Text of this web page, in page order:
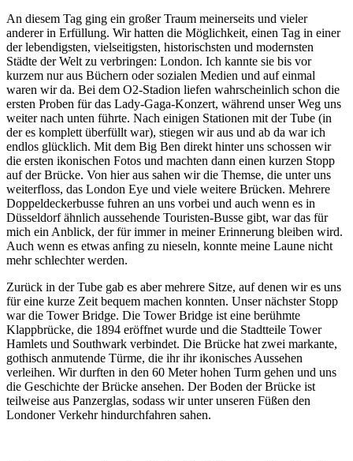
An diesem Tag ging ein großer Traum meinerseits und vieler
anderer in Erfüllung. Wir hatten die Möglichkeit, einen Tag in einer
der lebendigsten, vielseitigsten, historischsten und modernsten
Städte der Welt zu verbringen: London. Ich kannte sie bis vor
kurzem nur aus Büchern oder sozialen Medien und auf einmal
waren wir da. Bei dem O2-Stadion liefen wahrscheinlich schon die
ersten Proben für das Lady-Gaga-Konzert, während unser Weg uns
weiter nach unten führte. Nach einigen Stationen mit der Tube (in
der es komplett überfüllt war), stiegen wir aus und ab da war ich
endlos glücklich. Mit dem Big Ben direkt hinter uns schossen wir
die ersten ikonischen Fotos und machten dann einen kurzen Stopp
auf der Brücke. Von hier aus sahen wir die Themse, die unter uns
weiterfloss, das London Eye und viele weitere Brücken. Mehrere
Doppeldeckerbusse fuhren an uns vorbei und auch wenn es in
Düsseldorf ähnlich aussehende Touristen-Busse gibt, war das für
mich ein Anblick, der für immer in meiner Erinnerung bleiben wird.
Auch wenn es etwas anfing zu nieseln, konnte meine Laune nicht
mehr schlechter werden.
Zurück in der Tube gab es aber mehrere Sitze, auf denen wir es uns
für eine kurze Zeit bequem machen konnten. Unser nächster Stopp
war die Tower Bridge. Die Tower Bridge ist eine berühmte
Klappbrücke, die 1894 eröffnet wurde und die Stadtteile Tower
Hamlets und Southwark verbindet. Die Brücke hat zwei markante,
gothisch anmutende Türme, die ihr ihr ikonisches Aussehen
verleihen. Wir durften in den 60 Meter hohen Turm gehen und uns
die Geschichte der Brücke ansehen. Der Boden der Brücke ist
teilweise aus Panzerglas, sodass wir unter unseren Füßen den
Londoner Verkehr hindurchfahren sahen.